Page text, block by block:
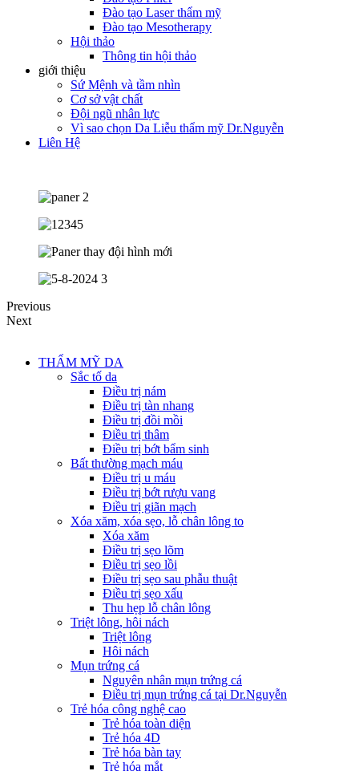
Đào tạo Laser thẩm mỹ
Đào tạo Mesotherapy
Hội thảo
Thông tin hội thảo
giới thiệu
Sứ Mệnh và tầm nhìn
Cơ sở vật chất
Đội ngũ nhân lực
Vì sao chọn Da Liễu thẩm mỹ Dr.Nguyễn
Liên Hệ
Previous
Next
THẨM MỸ DA
Sắc tố da
Điều trị nám
Điều trị tàn nhang
Điều trị đồi mồi
Điều trị thâm
Điều trị bớt bẩm sinh
Bất thường mạch máu
Điều trị u máu
Điều trị bớt rượu vang
Điều trị giãn mạch
Xóa xăm, xóa sẹo, lỗ chân lông to
Xóa xăm
Điều trị sẹo lõm
Điều trị sẹo lồi
Điều trị sẹo sau phẫu thuật
Điều trị sẹo xấu
Thu hẹp lỗ chân lông
Triệt lông, hôi nách
Triệt lông
Hôi nách
Mụn trứng cá
Nguyên nhân mụn trứng cá
Điều trị mụn trứng cá tại Dr.Nguyễn
Trẻ hóa công nghệ cao
Trẻ hóa toàn diện
Trẻ hóa 4D
Trẻ hóa bàn tay
Trẻ hóa mắt